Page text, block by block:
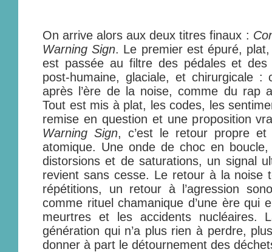
On arrive alors aux deux titres finaux :
Warning Sign. Le premier est épuré,
est passée au filtre des pédales et
post-humaine, glaciale, et chirurgicale
après l’ère de la noise, comme du rap
Tout est mis à plat, les codes, les
remise en question et une proposition
Warning Sign, c’est le retour propre et
atomique. Une onde de choc en
distorsions et de saturations, un signal
revient sans cesse. Le retour à la noise
répétitions, un retour à l’agression
comme rituel chamanique d’une ère qui
meurtres et les accidents nucléaires.
génération qui n’a plus rien à perdre,
donner à part le détournement des